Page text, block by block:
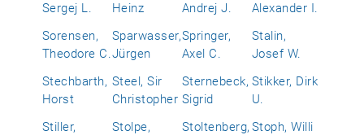
Sergej L.
Heinz
Andrej J.
Alexander I.
Sorensen,
Theodore C.
Sparwasser,
Jürgen
Springer,
Axel C.
Stalin,
Josef W.
Stechbarth,
Horst
Steel, Sir
Christopher
Sternebeck,
Sigrid
Stikker, Dirk
U.
Stiller,
Stolpe,
Stoltenberg, Stoph, Willi